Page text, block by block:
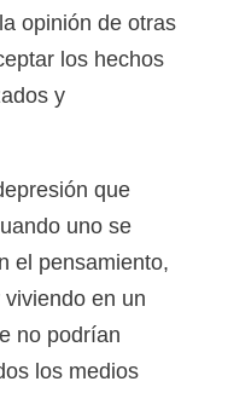
opinión de otras
los hechos
y
que
uno se
el pensamiento,
en un
no podrían
los medios